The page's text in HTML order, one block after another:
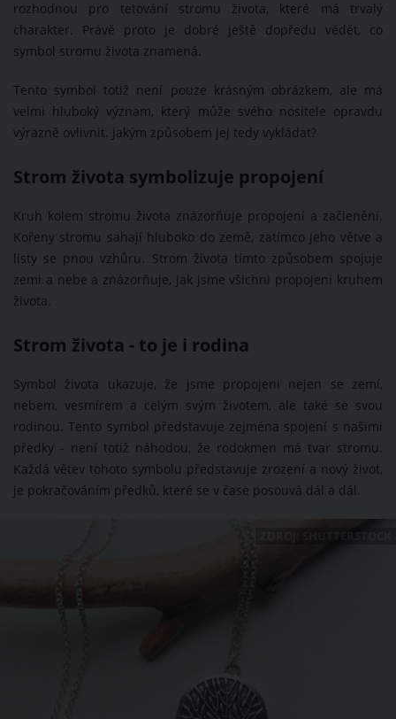
rozhodnou pro tetování stromu života, které má trvalý
charakter. Právě proto je dobré ještě dopředu vědět, co
symbol stromu života znamená.
Tento symbol totiž není pouze krásným obrázkem, ale má
velmi hluboký význam, který může svého nositele opravdu
výrazně ovlivnit. Jakým způsobem jej tedy vykládat?
Strom života symbolizuje propojení
Kruh kolem stromu života znázorňuje propojení a začlenění.
Kořeny stromu sahají hluboko do země, zatímco jeho větve a
listy se pnou vzhůru. Strom života tímto způsobem spojuje
zemi a nebe a znázorňuje, jak jsme všichni propojeni kruhem
života.
Strom života - to je i rodina
Symbol života ukazuje, že jsme propojeni nejen se zemí,
nebem, vesmírem a celým svým životem, ale také se svou
rodinou. Tento symbol představuje zejména spojení s našimi
předky - není totiž náhodou, že rodokmen má tvar stromu.
Každá větev tohoto symbolu představuje zrození a nový život,
je pokračováním předků, které se v čase posouvá dál a dál.